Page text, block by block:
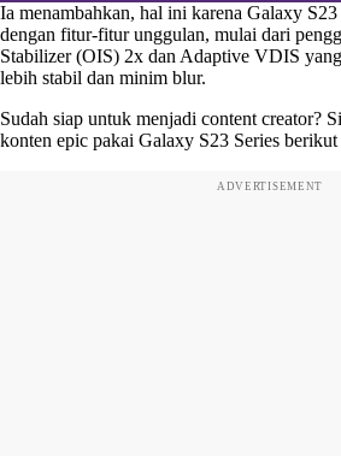
Ia menambahkan, hal ini karena Galaxy
dengan fitur-fitur unggulan, mulai dari
Stabilizer (OIS) 2x dan Adaptive VDIS
lebih stabil dan minim blur.
Sudah siap untuk menjadi content creator?
konten epic pakai Galaxy S23 Series
ADVERTISEMENT